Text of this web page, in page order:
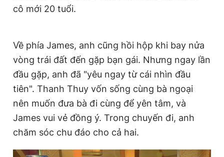
cô mới 20 tuổi.
Về phía James, anh cũng hồi hộp khi bay nửa
vòng trái đất đến gặp bạn gái. Nhưng ngay lần
đầu gặp, anh đã "yêu ngay từ cái nhìn đầu
tiên". Thanh Thuy vốn sống cùng bà ngoại
nên muốn đưa bà đi cùng để yên tâm, và
James vui vẻ đồng ý. Trong chuyến đi, anh
chăm sóc chu đáo cho cả hai.